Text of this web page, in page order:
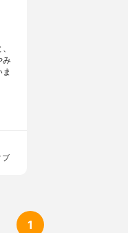
み
ブ
1